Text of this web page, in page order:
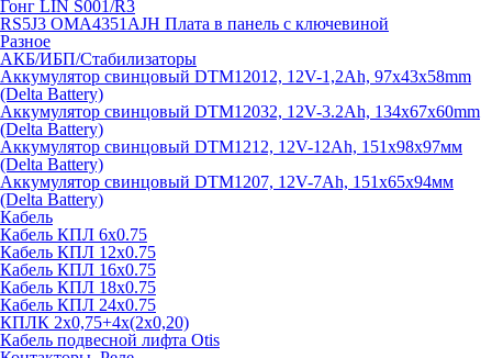
Гонг LIN S001/R3
RS5J3 OMA4351AJH Плата в панель с ключевиной
Разное
АКБ/ИБП/Стабилизаторы
Аккумулятор свинцовый DTM12012, 12V-1,2Ah, 97х43х58mm
(Delta Battery)
Аккумулятор свинцовый DTM12032, 12V-3.2Ah, 134x67x60mm
(Delta Battery)
Аккумулятор свинцовый DTM1212, 12V-12Ah, 151х98х97мм
(Delta Battery)
Аккумулятор свинцовый DTM1207, 12V-7Ah, 151х65х94мм
(Delta Battery)
Кабель
Кабель КПЛ 6х0.75
Кабель КПЛ 12х0.75
Кабель КПЛ 16х0.75
Кабель КПЛ 18х0.75
Кабель КПЛ 24х0.75
КПЛК 2х0,75+4х(2х0,20)
Кабель подвесной лифта Otis